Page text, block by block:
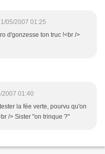
05/2007 01:25
d'gonzesse ton truc !<br />
2007 01:40
la fée verte, pourvu qu'on
/> Sister "on trinque ?"